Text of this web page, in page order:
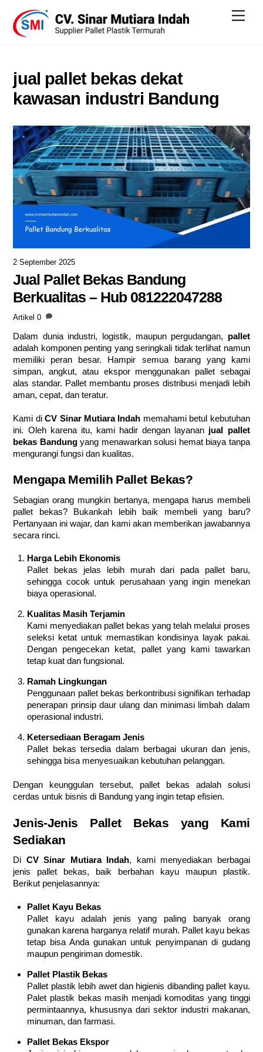
content
jual pallet bekas dekat
kawasan industri Bandung
2 September 2025
Jual Pallet Bekas Bandung
Berkualitas – Hub 081222047288
Artikel 0
Dalam dunia industri, logistik, maupun pergudangan, pallet
adalah komponen penting yang seringkali tidak terlihat namun
memiliki peran besar. Hampir semua barang yang kami
simpan, angkut, atau ekspor menggunakan pallet sebagai
alas standar. Pallet membantu proses distribusi menjadi lebih
aman, cepat, dan teratur.
Kami diCV Sinar Mutiara Indah memahami betul kebutuhan
ini. Oleh karena itu, kami hadir dengan layanan jual pallet
bekas Bandungyang menawarkan solusi hemat biaya tanpa
mengurangi fungsi dan kualitas.
Mengapa Memilih Pallet Bekas?
Sebagian orang mungkin bertanya, mengapa harus membeli
pallet bekas? Bukankah lebih baik membeli yang baru?
Pertanyaan ini wajar, dan kami akan memberikan jawabannya
secara rinci.
Harga Lebih Ekonomis
Pallet bekas jelas lebih murah dari pada pallet baru,
sehingga cocok untuk perusahaan yang ingin menekan
biaya operasional.
Kualitas Masih Terjamin
Kami menyediakan pallet bekas yang telah melalui proses
seleksi ketat untuk memastikan kondisinya layak pakai.
Dengan pengecekan ketat, pallet yang kami tawarkan
tetap kuat dan fungsional.
Ramah Lingkungan
Penggunaan pallet bekas berkontribusi signifikan terhadap
penerapan prinsip daur ulang dan minimasi limbah dalam
operasional industri.
Ketersediaan Beragam Jenis
Pallet bekas tersedia dalam berbagai ukuran dan jenis,
sehingga bisa menyesuaikan kebutuhan pelanggan.
Dengan keunggulan tersebut, pallet bekas adalah solusi
cerdas untuk bisnis di Bandung yang ingin tetap efisien.
Jenis-Jenis Pallet Bekas yang Kami
Sediakan
Di CV Sinar Mutiara Indah, kami menyediakan berbagai
jenis pallet bekas, baik berbahan kayu maupun plastik.
Berikut penjelasannya:
Pallet Kayu Bekas
Pallet kayu adalah jenis yang paling banyak orang
gunakan karena harganya relatif murah. Pallet kayu bekas
tetap bisa Anda gunakan untuk penyimpanan di gudang
maupun pengiriman domestik.
Pallet Plastik Bekas
Pallet plastik lebih awet dan higienis dibanding pallet kayu.
Palet plastik bekas masih menjadi komoditas yang tinggi
permintaannya, khususnya dari sektor industri makanan,
minuman, dan farmasi.
Pallet Bekas Ekspor